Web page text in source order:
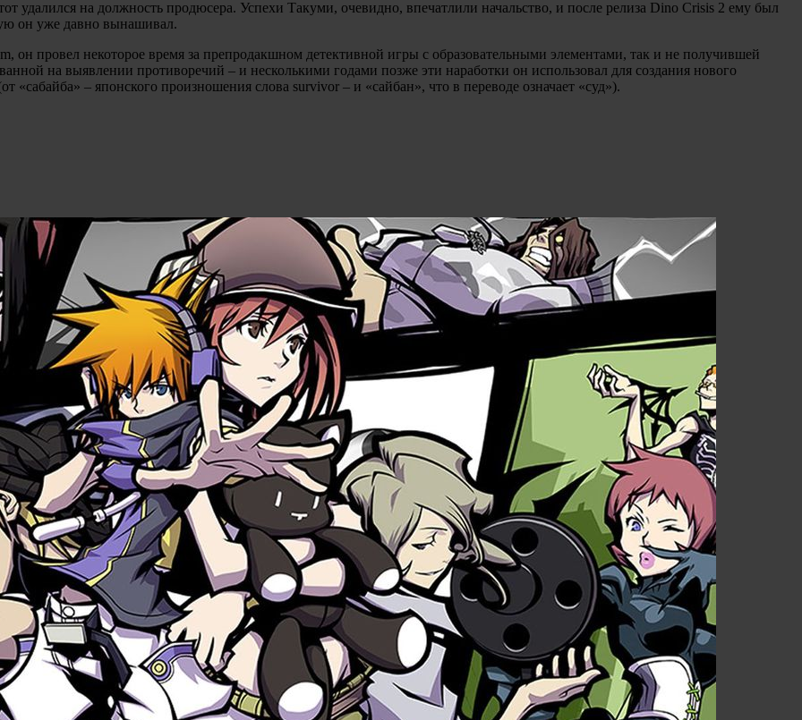
удалился на должность продюсера. Успехи Такуми, очевидно, впечатлили начальство, и после релиза Dino Crisis 2 ему был
он уже давно вынашивал.
он провел некоторое время за препродакшном детективной игры с образовательными элементами, так и не получившей
на выявлении противоречий – и несколькими годами позже эти наработки он использовал для создания нового
«сабайба» – японского произношения слова survivor – и «сайбан», что в переводе означает «суд»).